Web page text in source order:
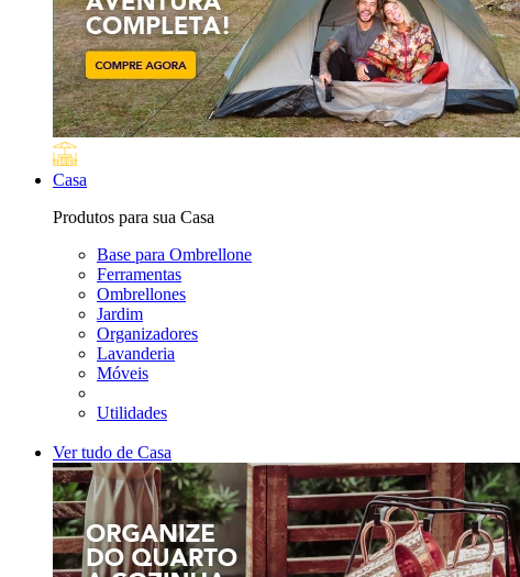
Casa
Produtos para sua Casa
Base para Ombrellone
Ferramentas
Ombrellones
Jardim
Organizadores
Lavanderia
Móveis
Utilidades
Ver tudo de Casa